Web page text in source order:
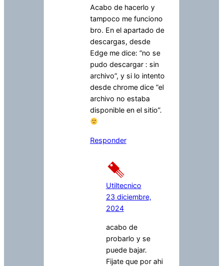
Acabo de hacerlo y
tampoco me funciono
bro. En el apartado de
descargas, desde
Edge me dice: “no se
pudo descargar : sin
archivo”, y si lo intento
desde chrome dice “el
archivo no estaba
disponible en el sitio”.
Responder
Utiltecnico
23 diciembre,
2024
acabo de
probarlo y se
puede bajar.
Fijate que por ahi